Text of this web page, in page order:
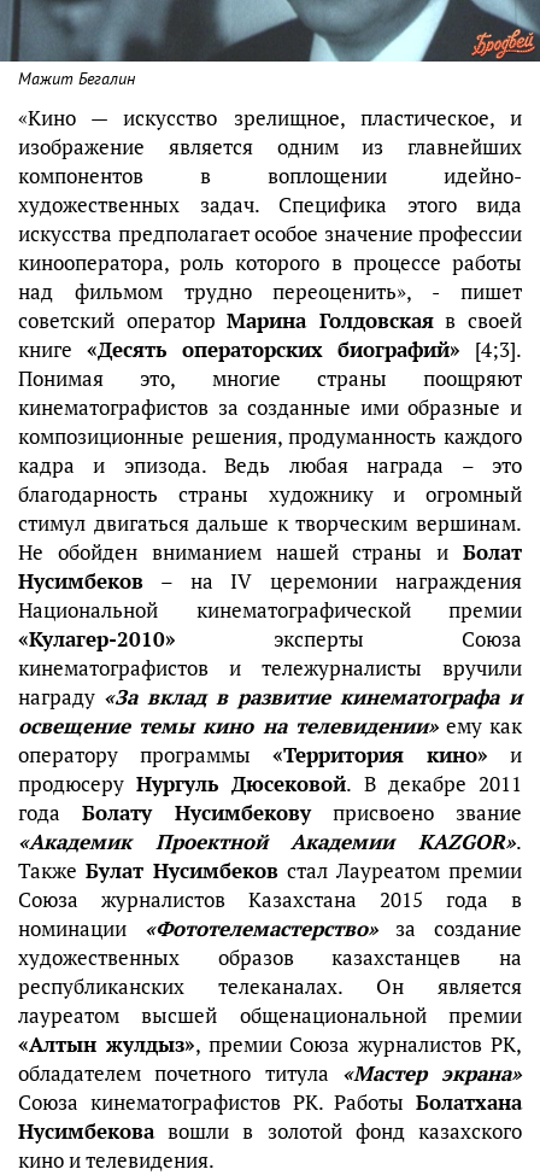
Мажит Бегалин
«Кино — искусство зрелищное, пластическое, и
изображение является одним из главнейших
компонентов в воплощении идейно-
художественных задач. Специфика этого вида
искусст­ва предполагает особое значение профессии
кинооператора, роль которого в процессе работы
над фильмом трудно переоце­нить», - пишет
советский операторМарина Голдовскаяв своей
книге «Десять операторских биографий» [4;3].
Понимая это, многие страны поощряют
кинематографистов за созданные ими образные и
композиционные решения, продуманность каждого
кадра и эпизода. Ведь любая награда – это
благодарность страны художнику и огромный
стимул двигаться дальше к творческим вершинам.
Не обойден вниманием нашей страны и Болат
Нусимбеков – на IV церемонии награждения
Национальной кинематографической премии
«Кулагер-2010» эксперты Союза
кинематографистов и тележурналисты вручили
награду «За вклад в развитие кинематографа и
освещение темы кино на телевидении»ему как
оператору программы «Территория кино» и
продюсеруНургуль Дюсековой. В декабре 2011
года Болату Нусимбековуприсвоено звание
«Академик Проектной Академии KAZGOR».
Также Булат Нусимбеков стал Лауреатом премии
Союза журналистов Казахстана 2015 года в
номинации «Фототелемастерство»за создание
художественных образов казахстанцев на
республиканских телеканалах. Он является
лауреатом высшей общенациональной премии
«Алтын жулдыз», премии Союза журналистов РК,
обладателем почетного титула «Мастер экрана»
Союза кинематографистов РК. Работы Болатхана
Нусимбековавошли в золотой фонд казахского
кино и телевидения.